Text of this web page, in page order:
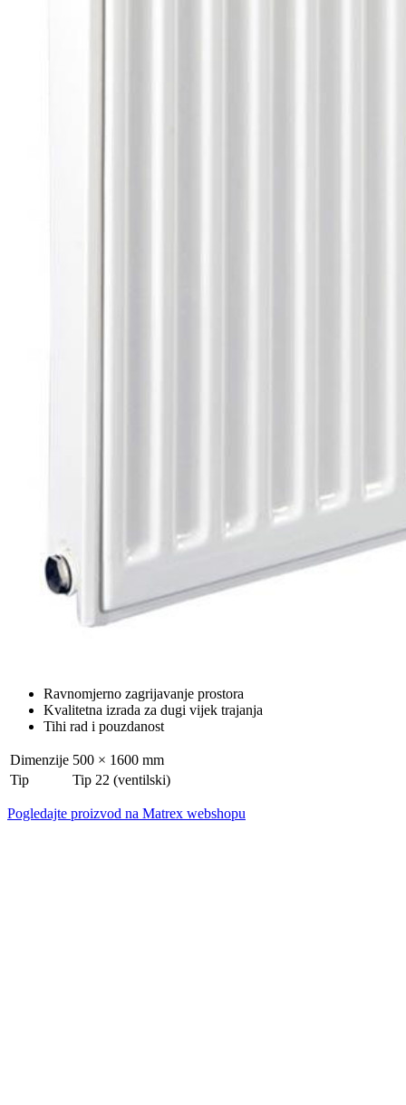
Ravnomjerno zagrijavanje prostora
Kvalitetna izrada za dugi vijek trajanja
Tihi rad i pouzdanost
Dimenzije 500 × 1600 mm
Tip
Tip 22 (ventilski)
Pogledajte proizvod na Matrex webshopu